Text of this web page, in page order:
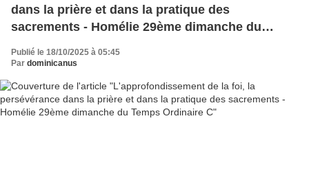
dans la prière et dans la pratique des
sacrements - Homélie 29ème dimanche du
Publié le 18/10/2025 à 05:45
Par dominicanus